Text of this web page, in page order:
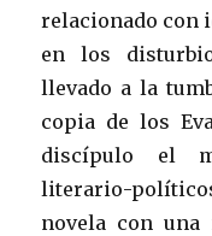
relacionado con
en los
llevado a la
copia de los
discípulo el
literario-
novela con una